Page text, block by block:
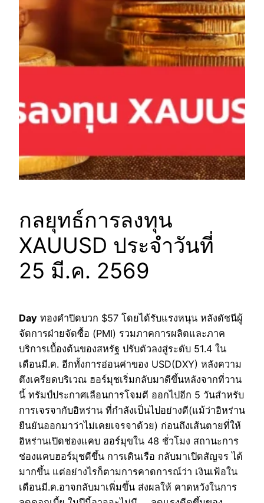
กลยุทธ์การลงทุน
XAUUSD ประจำวันที่
25 มี.ค. 2569
Day ทองคำปิดบวก $57 โดยได้รับแรงหนุน หลังดัชนีผู้
จัดการฝ่ายจัดซื้อ (PMI) รวมภาคการผลิตและภาค
บริการเบื้องต้นของสหรัฐ ปรับตัวลงสู่ระดับ 51.4 ใน
เดือนมี.ค. อีกทั้งการอ่อนค่าของ USD(DXY) หลังความ
ตึงเครียดบริเวณ ฮอร์มุชเริ่มกลับมาดีขึ้นหลังจากที่วาน
นี้ ทรัมป์ประกาศเลือนการโจมตี ออกไปอีก 5 วันสำหรับ
การเจรจากับอิหร่าน ที่กำลังเป็นไปอย่างดี(แม้ว่าอิหร่าน
ยืนยันออกมาว่าไม่เคยเจรจาด้วย) ก่อนถึงเส้นตายที่ให้
อิหร่านเปิดช่องแคบ ฮอร์มุขใน 48 ชั่วโมง สถานะการ
ช่องแคบฮอร์มุชดีขึ้น การเดินเรือ กลับมาเปิดสัญจร ได้
มากขึ้น แต่อย่างไรก็ตามการคาดการณ์ว่า เงินเฟ้อใน
เดือนมี.ค.อาจกลับมาเพิ่มขึ้น ส่งผลให้ คาดหวังในการ